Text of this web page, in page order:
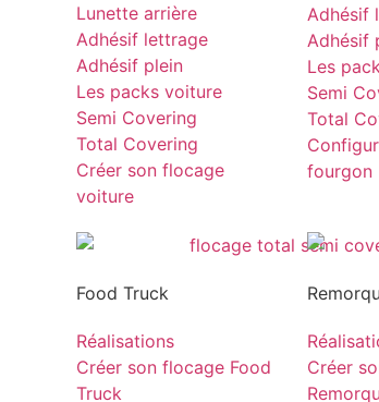
Lunette arrière
Adhésif lettrage
Adhésif plein
Les packs voiture
Semi Covering
Total Covering
Créer son flocage
voiture
Adhésif
Adhésif
Les
Semi
Total
fourgon
Food Truck
Réalisations
Créer son flocage Food
Truck
Créer